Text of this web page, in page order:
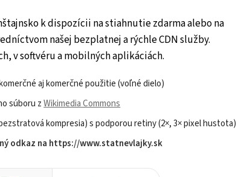
k dispozícii na stiahnutie zdarma alebo na
našej bezplatnej a rýchle CDN služby.
v softvéru a mobilných aplikáciách.
aj komerčné použitie (voľné dielo)
súboru zWikimedia Commons
kompresia) s podporou retiny (2×, 3× pixel hustota)
odkaz na https://www.statnevlajky.sk